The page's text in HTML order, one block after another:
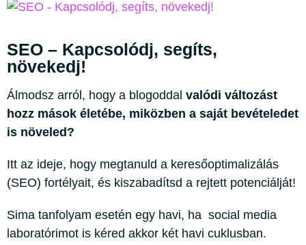
SEO – Kapcsolódj, segíts,
növekedj!
Álmodsz arról, hogy a blogoddal valódi változást
hozz mások életébe, miközben a saját bevételedet
is növeled?
Itt az ideje, hogy megtanuld a keresőoptimalizálás
(SEO) fortélyait, és kiszabadítsd a rejtett potenciálját!
Sima tanfolyam esetén egy havi, ha social media
laboratórimot is kéred akkor két havi cuklusban.